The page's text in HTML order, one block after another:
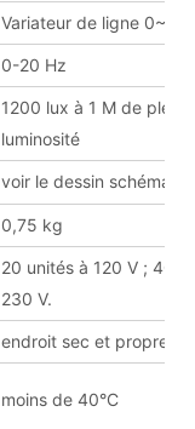
Variateur de ligne
0-20 Hz
1200 lux à 1 M de pleine
luminosité
voir le dessin
0,75 kg
20 unités à 120 V ; 40
230 V.
endroit sec et propre
moins de 40°C